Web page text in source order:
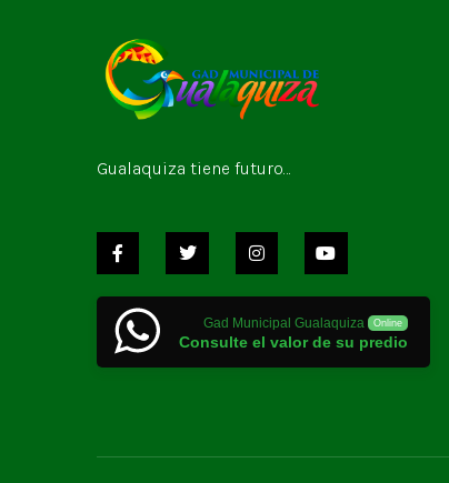
Gualaquiza tiene futuro…
Gad Municipal Gualaquiza Online
Consulte el valor de su predio